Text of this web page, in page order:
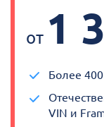
от 1
Более
VIN и